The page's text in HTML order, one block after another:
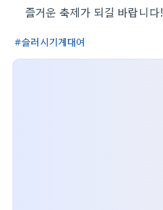
즐거운 축제가 되길 바랍니다!
슬러시기계대여